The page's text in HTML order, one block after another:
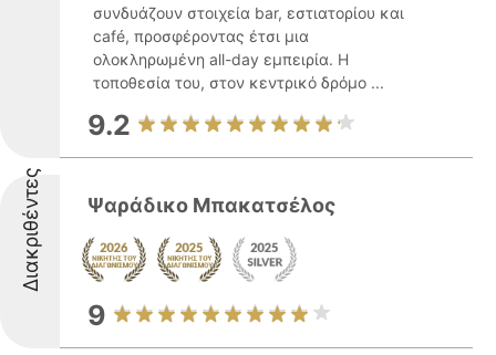
συνδυάζουν στοιχεία bar, εστιατορίου και
café, προσφέροντας έτσι μια
ολοκληρωμένη all-day εμπειρία. Η
τοποθεσία του, στον κεντρικό δρόμο ...
9.2
Διακριθέντες Ψαράδικο Μπακατσέλος
9